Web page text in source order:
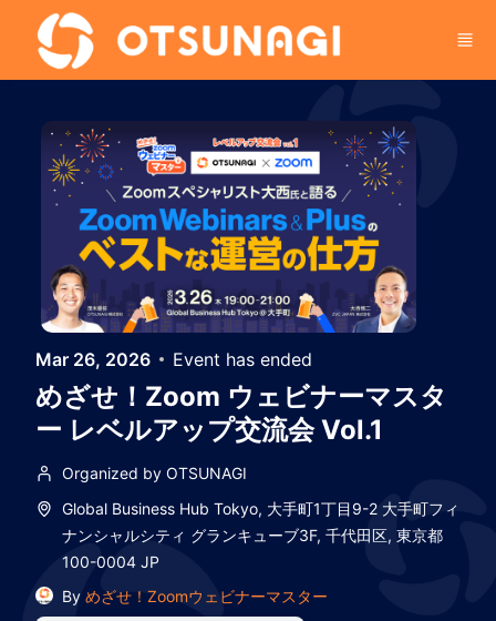
Skip to main content
Mar 26, 2026 Event has ended
めざせ！Zoom ウェビナーマスタ
ー レベルアップ交流会 Vol.1
Organized by OTSUNAGI
Global Business Hub Tokyo, 大手町1丁目9-2 大手町フィ
ナンシャルシティ グランキューブ3F, 千代田区, 東京都
100-0004 JP
By めざせ！Zoomウェビナーマスター